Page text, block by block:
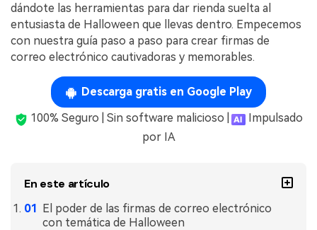
Legal
Sanidad
Finanzas
Gobierno
Explorar todas las características
PDFelement para Windows
PDFelement para Mac
PDFelement para iOS
PDFelement para Android
Plantillas de PDF gratuitas
Edita y personaliza plantillas gratuitas.
dándote las herramientas para dar rienda suelta al
entusiasta de Halloween que llevas dentro. Empecemos
con nuestra guía paso a paso para crear firmas de
correo electrónico cautivadoras y memorables.
Descarga gratis en Google Play
100% Seguro | Sin software malicioso |
Impulsado
por IA
En este artículo
El poder de las firmas de correo electrónico
con temática de Halloween